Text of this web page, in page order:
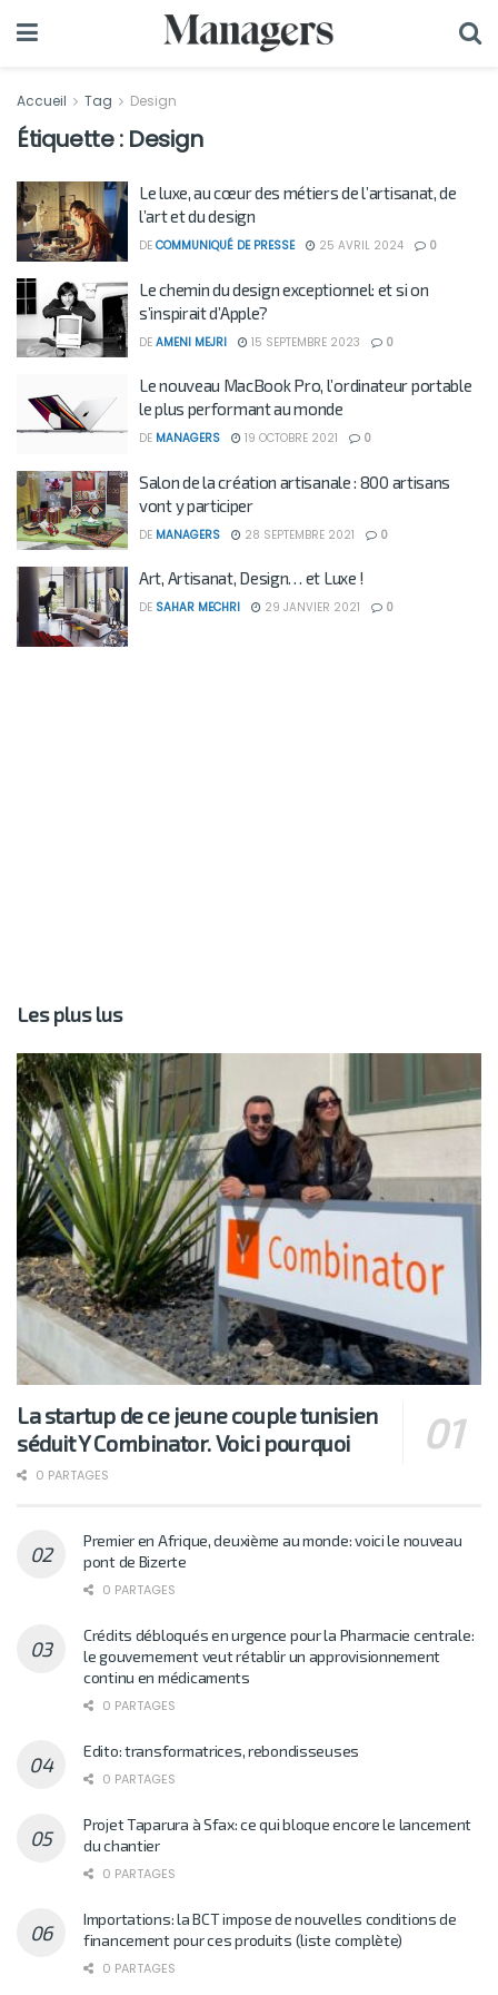
Accueil Tag Design
Étiquette : Design
Le luxe, au cœur des métiers de l’artisanat, de
l’art et du design
DE COMMUNIQUÉ DE PRESSE 25 AVRIL 2024 0
Le chemin du design exceptionnel: et si on
s’inspirait d’Apple?
DE AMENI MEJRI 15 SEPTEMBRE 2023 0
Le nouveau MacBook Pro, l’ordinateur portable
le plus performant au monde
DE MANAGERS 19 OCTOBRE 2021 0
Salon de la création artisanale : 800 artisans
vont y participer
DE MANAGERS 28 SEPTEMBRE 2021 0
Art, Artisanat, Design… et Luxe !
DE SAHAR MECHRI 29 JANVIER 2021 0
Les plus lus
La startup de ce jeune couple tunisien
séduit Y Combinator. Voici pourquoi
0 PARTAGES
Premier en Afrique, deuxième au monde: voici le nouveau
pont de Bizerte
0 PARTAGES
Crédits débloqués en urgence pour la Pharmacie centrale:
le gouvernement veut rétablir un approvisionnement
continu en médicaments
0 PARTAGES
Edito: transformatrices, rebondisseuses
0 PARTAGES
Projet Taparura à Sfax: ce qui bloque encore le lancement
du chantier
0 PARTAGES
Importations: la BCT impose de nouvelles conditions de
financement pour ces produits (liste complète)
0 PARTAGES